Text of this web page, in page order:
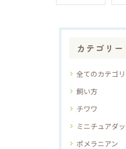
カテゴリー
全てのカテゴ
飼い方
チワワ
ミニチュアダ
ポメラニアン